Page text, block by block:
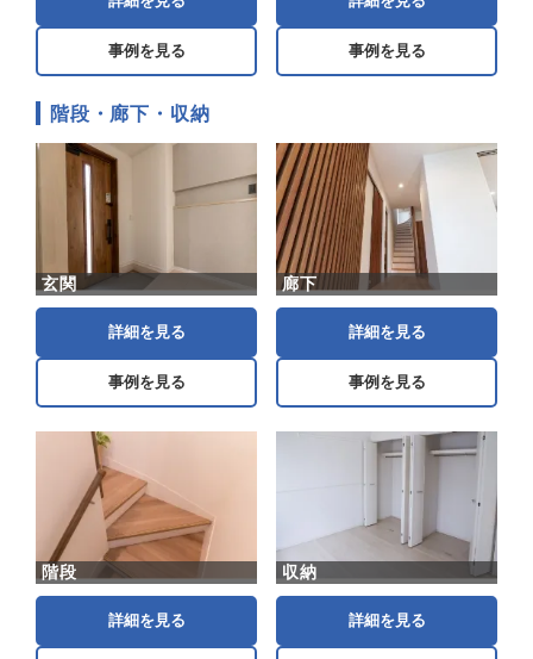
事例を見る 事例を見る
階段・廊下・収納
玄関
詳細を見る
事例を見る
廊下
詳細を見る
事例を見る
階段
詳細を見る
収納
詳細を見る